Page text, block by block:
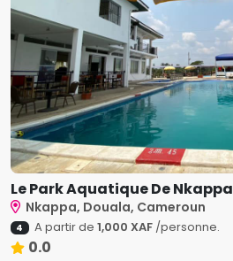
Le Park Aquatique De Nkappa
Nkappa, Douala, Cameroun
4 A partir de 1,000 XAF/personne.
0.0